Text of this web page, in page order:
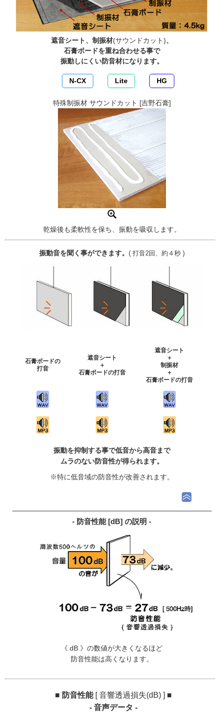
遮音シート、制振材(サウンドカット)、
石膏ボードを重ね合わせる事で
振動しにくい防音材になります。
N-CX Lite HG
特殊制振材 サウンドカット [吉野石膏]
乾燥後も柔軟性を保ち、振動を吸収します。
振動音を聞く事ができます。 ( 打音2回、約４秒 )
石膏ボードの
打音
遮音シート
＋
石膏ボードの打音
遮音シート
＋
制振材
＋
石膏ボードの打音
振動を抑制する事で低音から高音まで
ムラのない防音性が得られます。
※特に低音域の防音性が改善されます。
- 防音性能 [dB] の説明 -
《 dB 》の数値が大きくなるほど
防音性能は高くなります。
■ 防音性能 [ 音響透過損失(dB) ] ■
- 音声データ -